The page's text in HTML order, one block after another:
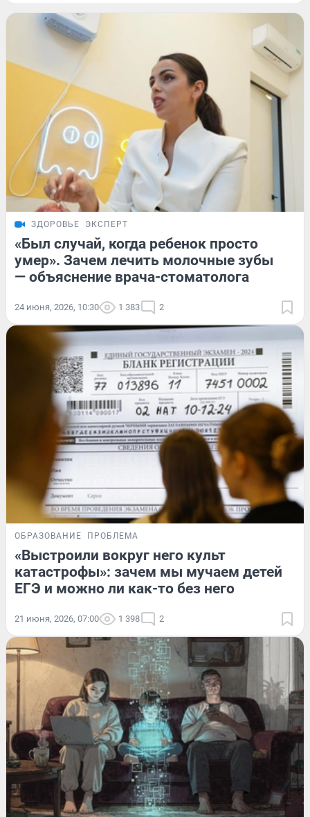
ЗДОРОВЬЕ ЭКСПЕРТ
«Был случай, когда ребенок просто
умер». Зачем лечить молочные зубы
— объяснение врача-стоматолога
24 июня, 2026, 10:30 1 383 2
ОБРАЗОВАНИЕ ПРОБЛЕМА
«Выстроили вокруг него культ
катастрофы»: зачем мы мучаем детей
ЕГЭ и можно ли как-то без него
21 июня, 2026, 07:00 1 398 2